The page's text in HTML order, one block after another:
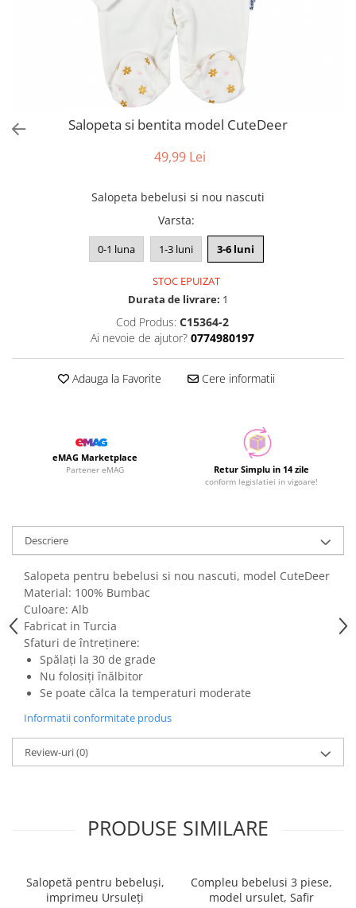
Salopeta si bentita model CuteDeer
49,99 Lei
Salopeta bebelusi si nou nascuti
Varsta:
0-1 luna 1-3 luni 3-6 luni
STOC EPUIZAT
Durata de livrare: 1
Cod Produs: C15364-2
Ai nevoie de ajutor? 0774980197
Adauga la Favorite Cere informatii
eMAG Marketplace
Partener eMAG Retur Simplu in 14 zile
conform legislatiei in vigoare!
Descriere
Salopeta pentru bebelusi si nou nascuti, model CuteDeer
Material: 100% Bumbac
Culoare: Alb
Fabricat in Turcia
Sfaturi de întreținere:
Spălați la 30 de grade
Nu folosiți înălbitor
Se poate călca la temperaturi moderate
Informatii conformitate produs
Review-uri(0)
PRODUSE SIMILARE
Salopetă pentru bebeluși,
imprimeu Ursuleți
Compleu bebelusi 3 piese,
model ursulet, Safir